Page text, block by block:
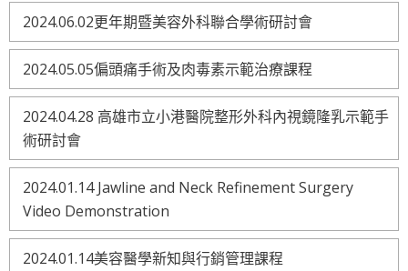
2024.06.02更年期暨美容外科聯合學術研討會
2024.05.05偏頭痛手術及肉毒素示範治療課程
2024.04.28 高雄市立小港醫院整形外科內視鏡隆乳示範手
術研討會
2024.01.14 Jawline and Neck Refinement Surgery
Video Demonstration
2024.01.14美容醫學新知與行銷管理課程